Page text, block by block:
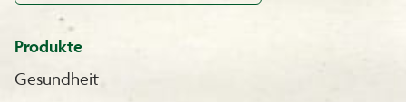
Produkte
Gesundheit